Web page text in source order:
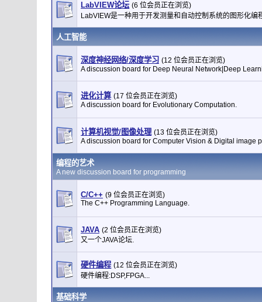
LabVIEW论坛 (6 位会员正在浏览)
LabVIEW是一种用于开发测量和自动控制系统的图形化编
人工智能
深度神经网络/深度学习 (12 位会员正在浏览)
A discussion board for Deep Neural Network|Deep
进化计算 (17 位会员正在浏览)
A discussion board for Evolutionary Computation.
计算机视觉/图像处理 (13 位会员正在浏览)
A discussion board for Computer Vision & Digital image
编程的艺术
A new discussion board for programming
C/C++ (9 位会员正在浏览)
The C++ Programming Language.
JAVA (2 位会员正在浏览)
又一个JAVA论坛.
硬件编程 (12 位会员正在浏览)
硬件编程:DSP,FPGA...
基础科学